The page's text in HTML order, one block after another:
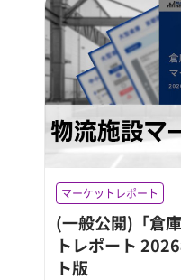
マーケットレポート
(一般公開)「倉
トレポート
ト版